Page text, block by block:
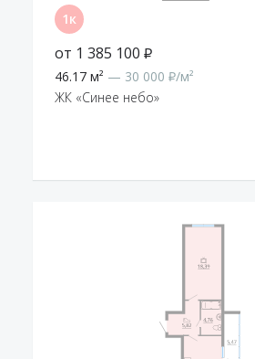
от 1 385 100 ₽
46.17 м² — 30 000 ₽/м²
ЖК «Синее небо»